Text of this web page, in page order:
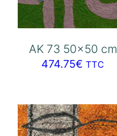
AK 73 50×50 cm
474.75€ TTC